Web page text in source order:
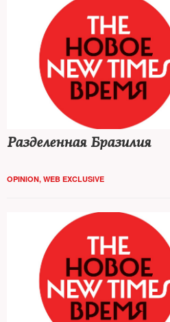
Разделенная Бразилия
OPINION, WEB EXCLUSIVE